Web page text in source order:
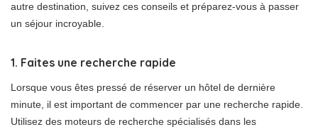
autre destination, suivez ces conseils et préparez-vous à passer
un séjour incroyable.
1. Faites une recherche rapide
Lorsque vous êtes pressé de réserver un hôtel de dernière
minute, il est important de commencer par une recherche rapide.
Utilisez des moteurs de recherche spécialisés dans les